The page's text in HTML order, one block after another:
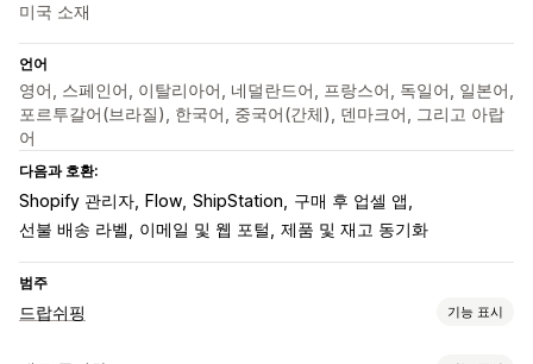
미국 소재
언어
영어, 스페인어, 이탈리아어, 네덜란드어, 프랑스어, 독일어, 일본어,
포르투갈어(브라질), 한국어, 중국어(간체), 덴마크어, 그리고 아랍
어
다음과 호환:
Shopify 관리자 Flow ShipStation
구매 후 업셀 앱
선불 배송 라벨
이메일 및 웹 포털 제품 및 재고 동기화
범주
드랍쉬핑 기능 표시